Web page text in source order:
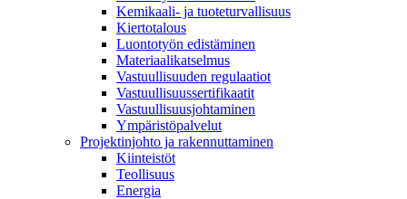
Kemikaali- ja tuoteturvallisuus
Kiertotalous
Luontotyön edistäminen
Materiaalikatselmus
Vastuullisuuden regulaatiot
Vastuullisuussertifikaatit
Vastuullisuusjohtaminen
Ympäristöpalvelut
Projektinjohto ja rakennuttaminen
Kiinteistöt
Teollisuus
Energia